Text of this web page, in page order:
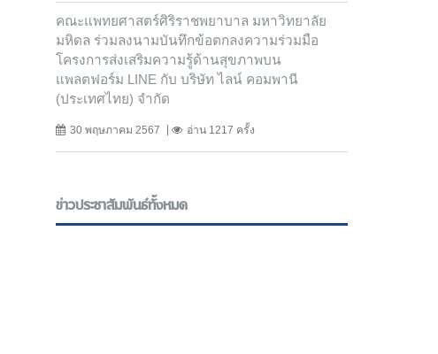
คณะแพทยศาสตร์ศิริราชพยาบาล มหาวิทยาลัย
มหิดล ร่วมลงนามบันทึกข้อตกลงความร่วมมือ
โครงการส่งเสริมความรู้ด้านสุขภาพบน
แพลตฟอร์ม LINE กับ บริษัท ไลน์ คอมพานี
(ประเทศไทย) จํากัด
30 พฤษภาคม 2567 อ่าน 1217 ครั้ง
ข่าวประชาสัมพันธ์ทั้งหมด